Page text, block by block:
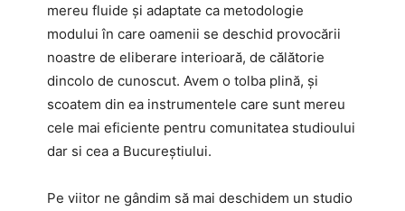
mereu fluide și adaptate ca metodologie
modului în care oamenii se deschid provocării
noastre de eliberare interioară, de călătorie
dincolo de cunoscut. Avem o tolba plină, și
scoatem din ea instrumentele care sunt mereu
cele mai eficiente pentru comunitatea studioului
dar si cea a Bucureștiului.
Pe viitor ne gândim să mai deschidem un studio